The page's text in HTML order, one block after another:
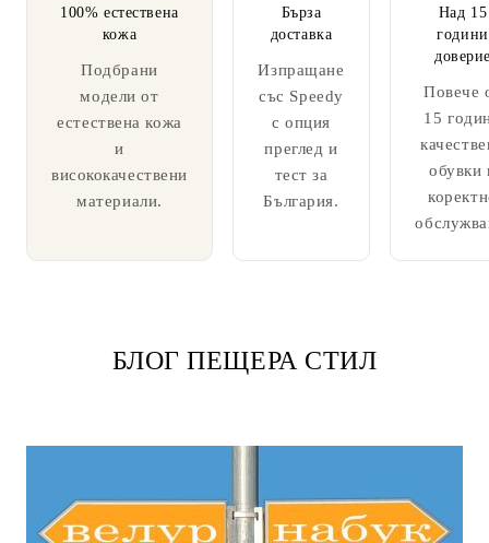
100% естествена
кожа
Подбрани
модели от
естествена кожа
и
висококачествени
материали.
Бърза
доставка
Изпращане
със Speedy
с опция
преглед и
тест за
България.
Над 15
години
Повече
15
обувки
БЛОГ ПЕЩЕРА СТИЛ